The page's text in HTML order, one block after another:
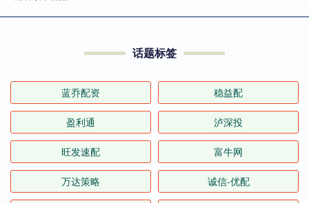
话题标签
蓝乔配资 稳益配
盈利通 泸深投
旺发速配 富牛网
万达策略 诚信-优配